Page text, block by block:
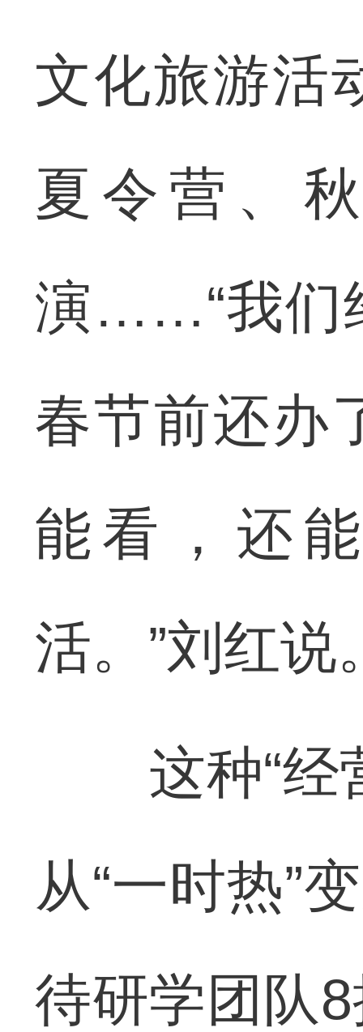
文化旅游活
夏令营、
演……“我们
春节前还办
能看，还
活。”刘红说
这种“经营
从“一时热”
待研学团队